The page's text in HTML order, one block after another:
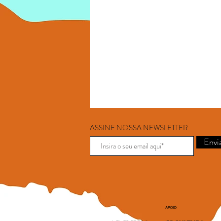
ASSINE NOSSA NEWSLETTER